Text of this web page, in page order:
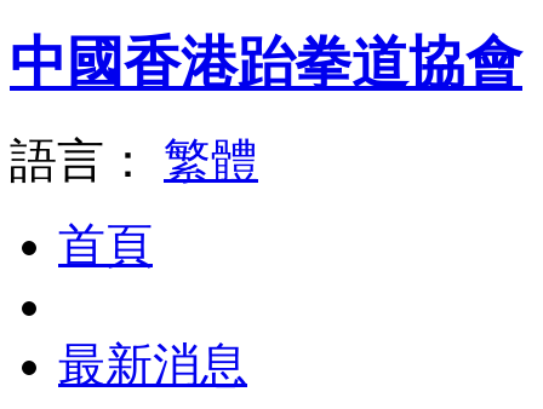
中國香港跆拳道協會
語言： 繁體
首頁
最新消息